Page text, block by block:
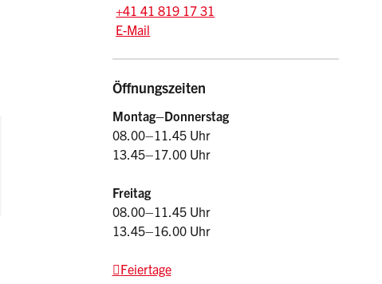
Tel.:
+41 41 819 17 31
E-Mail: np.stv
E-Mail
Öffnungszeiten
Montag–Donnerstag
08.00–11.45 Uhr
13.45–17.00 Uhr
Freitag
08.00–11.45 Uhr
13.45–16.00 Uhr
Feiertage